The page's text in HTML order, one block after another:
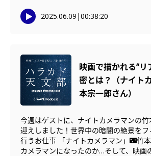
2025.06.09 |00:38:20
映画で描かれる“リ
密とは？（ナイト
本宗一郎さん）
今週はゲストに、ナイトカメラマンの
迎えしました！世界中の暗闇の絶景を
行うお仕事 「ナイトカメラマン」🌃竹
カメラマンになったのか…そして、映画